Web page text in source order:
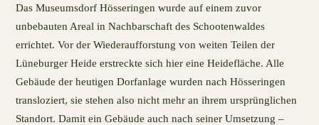
Das Museumsdorf Hösseringen wurde auf einem zuvor
unbebauten Areal in Nachbarschaft des Schootenwaldes
errichtet. Vor der Wiederaufforstung von weiten Teilen der
Lüneburger Heide erstreckte sich hier eine Heidefläche. Alle
Gebäude der heutigen Dorfanlage wurden nach Hösseringen
transloziert, sie stehen also nicht mehr an ihrem ursprünglichen
Standort. Damit ein Gebäude auch nach seiner Umsetzung –